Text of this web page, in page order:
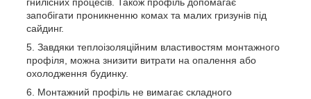
гнилісних процесів. Також профіль допомагає
запобігати проникненню комах та малих гризунів під
сайдинг.
Завдяки теплоізоляційним властивостям монтажного
профіля, можна знизити витрати на опалення або
охолодження будинку.
Монтажний профіль не вимагає складного